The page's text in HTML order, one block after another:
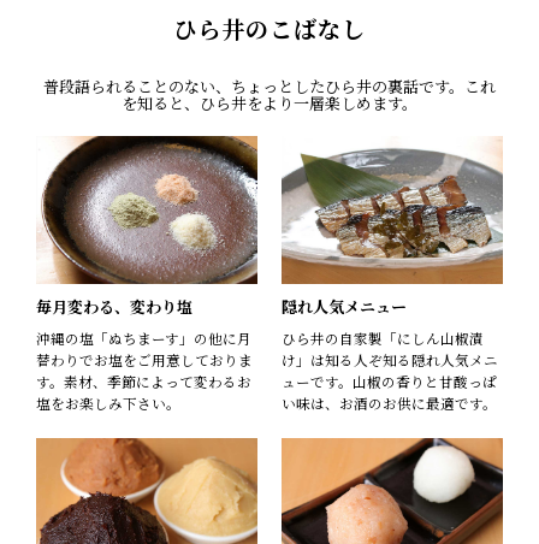
ひら井のこばなし
普段語られることのない、ちょっとしたひら井の裏話です。これ
を知ると、ひら井をより一層楽しめます。
毎月変わる、変わり塩
沖縄の塩「ぬちまーす」の他に月
替わりでお塩をご用意しておりま
す。素材、季節によって変わるお
塩をお楽しみ下さい。
隠れ人気メニュー
ひら井の自家製「にしん山椒漬
け」は知る人ぞ知る隠れ人気メニ
ューです。山椒の香りと甘酸っぱ
い味は、お酒のお供に最適です。